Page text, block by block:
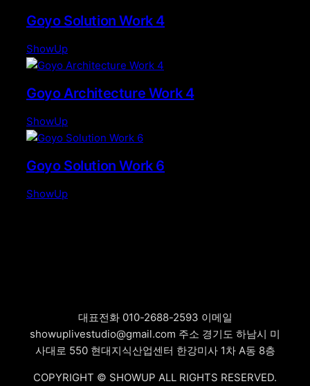
Goyo Solution Work 4
ShowUp
Goyo Architecture Work 4
ShowUp
Goyo Solution Work 6
ShowUp
대표전화010-2688-2593 이메일
showuplivestudio@gmail.com 주소 경기도 하남시 미
사대로 550 현대지식산업센터 한강미사 1차 A동 8층
COPYRIGHT © SHOWUP ALL RIGHTS RESERVED.